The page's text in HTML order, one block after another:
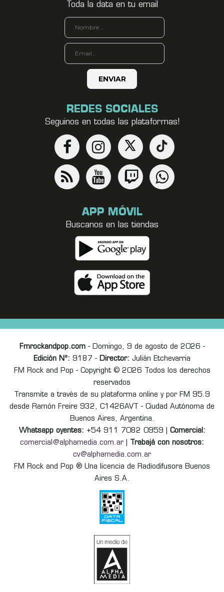
Toda la data en tu email
REDES SOCIALES
Seguinos en todas las plataformas!
APP MÓVIL
Buscanos en las tiendas
Fmrockandpop.com- Domingo, 9 de agosto de 2026 -
Edición Nº: 9187 - Director: Julián Etchevarria
FM Rock and Pop - Copyright © 2026 Todos los derechos
reservados
Transmite a través de su plataforma online y por FM 95.9
desde Ramón Freire 932, C1426AVT - Ciudad Autónoma de
Buenos Aires, Argentina.
Whatsapp oyentes: +54 911 7082 0959 | Comercial:
comercial@alphamedia.com.ar
Trabajá con nosotros:
cv@alphamedia.com.ar
FM Rock and Pop ® Una licencia de Radiodifusora Buenos
Aires S.A.